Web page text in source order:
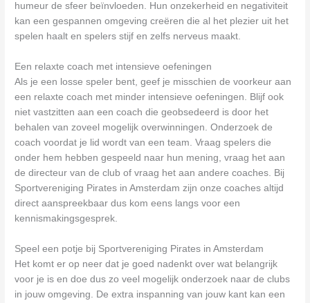
humeur de sfeer beïnvloeden. Hun onzekerheid en negativiteit
kan een gespannen omgeving creëren die al het plezier uit het
spelen haalt en spelers stijf en zelfs nerveus maakt.
Een relaxte coach met intensieve oefeningen
Als je een losse speler bent, geef je misschien de voorkeur aan
een relaxte coach met minder intensieve oefeningen. Blijf ook
niet vastzitten aan een coach die geobsedeerd is door het
behalen van zoveel mogelijk overwinningen. Onderzoek de
coach voordat je lid wordt van een team. Vraag spelers die
onder hem hebben gespeeld naar hun mening, vraag het aan
de directeur van de club of vraag het aan andere coaches. Bij
Sportvereniging Pirates in Amsterdam zijn onze coaches altijd
direct aanspreekbaar dus kom eens langs voor een
kennismakingsgesprek.
Speel een potje bij Sportvereniging Pirates in Amsterdam
Het komt er op neer dat je goed nadenkt over wat belangrijk
voor je is en doe dus zo veel mogelijk onderzoek naar de clubs
in jouw omgeving. De extra inspanning van jouw kant kan een